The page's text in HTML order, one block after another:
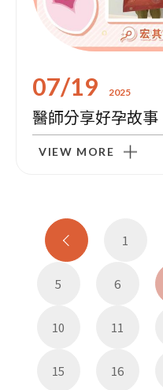
07/19 2025
醫師分享好孕故事
VIEW MORE
1
5 6
10 11
15 16